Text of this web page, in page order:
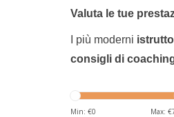
Valuta le tue
I più moderni
consigli di
Min: €0 Max: €